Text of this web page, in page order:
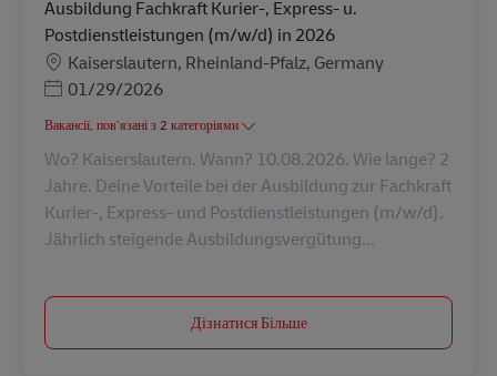
Ausbildung Fachkraft Kurier-, Express- u.
Postdienstleistungen (m/w/d) in 2026
Місцезнаходження
Kaiserslautern, Rheinland-Pfalz, Germany
Posted Date
01/29/2026
Вакансії, пов’язані з 2 категоріями
Wo? Kaiserslautern. Wann? 10.08.2026. Wie lange? 2
Jahre. Deine Vorteile bei der Ausbildung zur Fachkraft
Kurier-, Express- und Postdienstleistungen (m/w/d).
Jährlich steigende Ausbildungsvergütung...
Дізнатися Більше